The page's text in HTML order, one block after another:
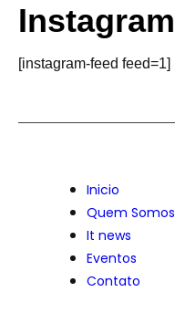
Instagram
[instagram-feed feed=1]
Inicio
Quem Somos
It news
Eventos
Contato